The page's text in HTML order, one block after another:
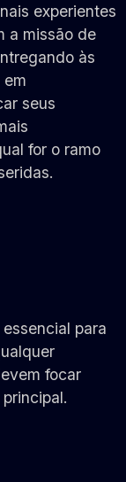
experientes
a missão de
às
em
seus
for o ramo
para
focar